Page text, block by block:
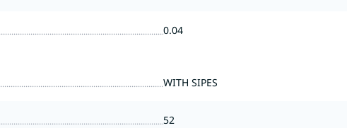
0.04
WITH SIPES
52